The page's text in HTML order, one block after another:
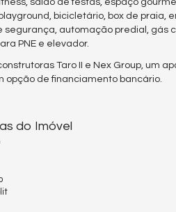
salão de festas, espaço
bicicletário, box de praia,
segurança, automação predial, gás
PNE e elevador.
Taro II e Nex Group, um
opção de financiamento bancário.
do Imóvel